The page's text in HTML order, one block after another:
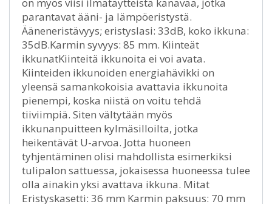
parantavat ääni- ja lämpöeristystä.
Ääneneristävyys; eristyslasi: 33dB, koko ikkuna:
35dB.Karmin syvyys: 85 mm. Kiinteät
ikkunatKiinteitä ikkunoita ei voi avata.
Kiinteiden ikkunoiden energiahävikki on
yleensä samankokoisia avattavia ikkunoita
pienempi, koska niistä on voitu tehdä
tiiviimpiä. Siten vältytään myös
ikkunanpuitteen kylmäsilloilta, jotka
heikentävät U-arvoa. Jotta huoneen
tyhjentäminen olisi mahdollista esimerkiksi
tulipalon sattuessa, jokaisessa huoneessa tulee
olla ainakin yksi avattava ikkuna. Mitat
Eristyskasetti: 36 mm Karmin paksuus: 70 mm